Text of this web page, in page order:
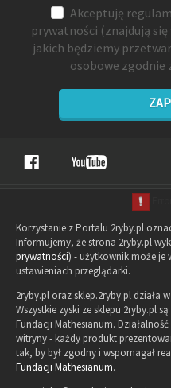
Akceptuję
prywatności (znajdują się
jakich będziemy
osobowe zgodnie
Korzystanie z Portalu 2ryby.pl
Informujemy, że strona 2ryby.pl
prywatności) - użytkownik może je
ustawieniach przeglądarki.
2ryby.pl oraz sklep.2ryby.pl działa
Wszystkie zyski ze sklepu 2ryby.pl
Fundacji Mathesianum.
witryny - każdy produkt
tak, by był zgodny i wspomagał
Fundacji Mathesianum.